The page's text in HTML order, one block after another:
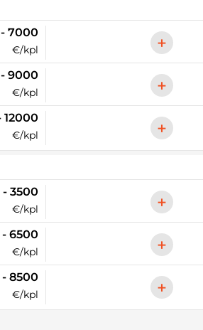
7000
€/kpl +
9000
€/kpl +
12000
€/kpl +
- 3500
€/kpl +
6500
€/kpl +
8500
€/kpl +